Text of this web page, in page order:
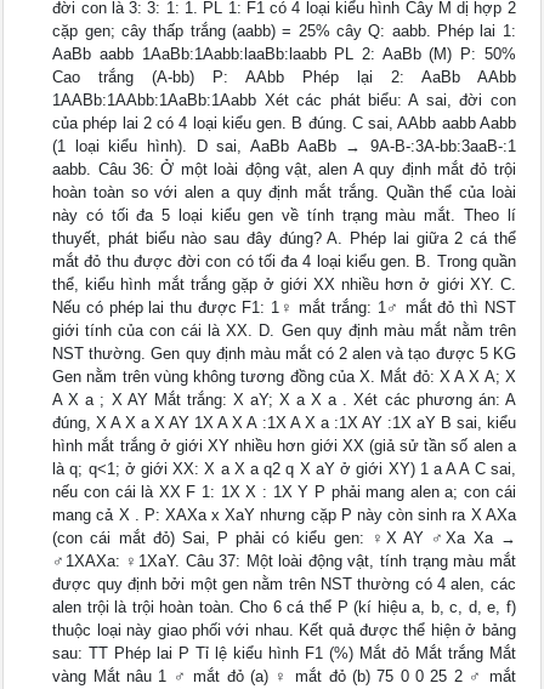
đời con là 3: 3: 1: 1. PL 1: F1 có 4 loại kiểu hình Cây M dị hợp 2
cặp gen; cây thấp trắng (aabb) = 25% cây Q: aabb. Phép lai 1:
AaBb aabb 1AaBb:1Aabb:laaBb:laabb PL 2: AaBb (M) P: 50%
Cao trắng (A-bb) P: AAbb Phép lại 2: AaBb AAbb
1AABb:1AAbb:1AaBb:1Aabb Xét các phát biểu: A sai, đời con
của phép lai 2 có 4 loại kiểu gen. B đúng. C sai, AAbb aabb Aabb
(1 loại kiểu hình). D sai, AaBb AaBb → 9A-B-:3A-bb:3aaB-:1
aabb. Câu 36: Ở một loài động vật, alen A quy định mắt đỏ trội
hoàn toàn so với alen a quy định mắt trắng. Quần thể của loài
này có tối đa 5 loại kiểu gen về tính trạng màu mắt. Theo lí
thuyết, phát biểu nào sau đây đúng? A. Phép lai giữa 2 cá thể
mắt đỏ thu được đời con có tối đa 4 loại kiểu gen. B. Trong quần
thể, kiểu hình mắt trắng gặp ở giới XX nhiều hơn ở giới XY. C.
Nếu có phép lai thu được F1: 1♀ mắt trắng: 1♂ mắt đỏ thì NST
giới tính của con cái là XX. D. Gen quy định màu mắt nằm trên
NST thường. Gen quy định màu mắt có 2 alen và tạo được 5 KG
Gen nằm trên vùng không tương đồng của X. Mắt đỏ: X A X A; X
A X a ; X AY Mắt trắng: X aY; X a X a . Xét các phương án: A
đúng, X A X a X AY 1X A X A :1X A X a :1X AY :1X aY B sai, kiểu
hình mắt trắng ở giới XY nhiều hơn giới XX (giả sử tần số alen a
là q; q<1; ở giới XX: X a X a q2 q X aY ở giới XY) 1 a A A C sai,
nếu con cái là XX F 1: 1X X : 1X Y P phải mang alen a; con cái
mang cả X . P: XAXa x XaY nhưng cặp P này còn sinh ra X AXa
(con cái mắt đỏ) Sai, P phải có kiểu gen: ♀X AY ♂Xa Xa →
♂1XAXa: ♀1XaY. Câu 37: Một loài động vật, tính trạng màu mắt
được quy định bởi một gen nằm trên NST thường có 4 alen, các
alen trội là trội hoàn toàn. Cho 6 cá thể P (kí hiệu a, b, c, d, e, f)
thuộc loại này giao phối với nhau. Kết quả được thể hiện ở bảng
sau: TT Phép lai P Tỉ lệ kiểu hình F1 (%) Mắt đỏ Mắt trắng Mắt
vàng Mắt nâu 1 ♂ mắt đỏ (a) ♀ mắt đỏ (b) 75 0 0 25 2 ♂ mắt